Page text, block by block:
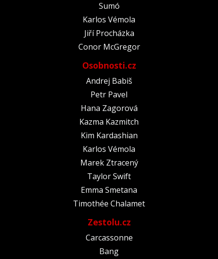
Sumó
Karlos Vémola
Jiří Procházka
Conor McGregor
Osobnosti.cz
Andrej Babiš
Petr Pavel
Hana Zagorová
Kazma Kazmitch
Kim Kardashian
Karlos Vémola
Marek Ztracený
Taylor Swift
Emma Smetana
Timothée Chalamet
Zestolu.cz
Carcassonne
Bang